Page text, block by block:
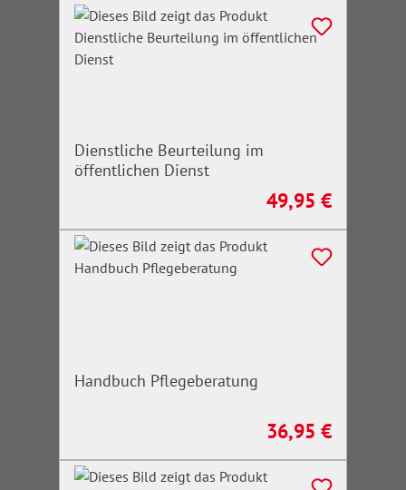
Dienstliche Beurteilung im
öffentlichen Dienst
Regulärer Preis:
49,95 €
Handbuch Pflegeberatung
Regulärer Preis:
36,95 €